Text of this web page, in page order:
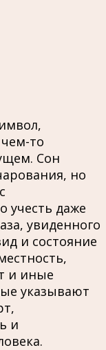
то
Сон
но
учесть даже
увиденного
и состояние
и иные
указывают
и